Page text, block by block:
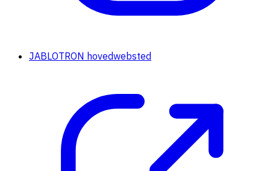
JABLOTRON hovedwebsted